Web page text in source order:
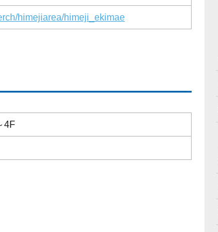
himejiarea/himeji_ekimae
4F